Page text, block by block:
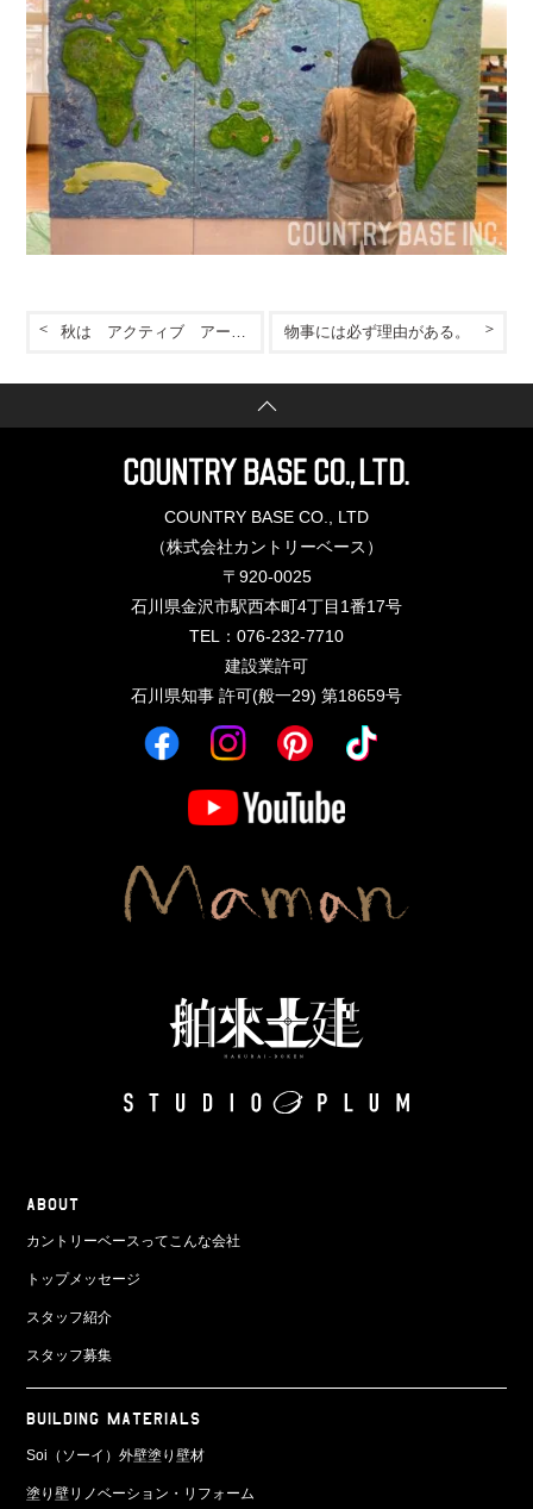
物事には必ず理由がある。
秋は アクティブ アート 新蕎麦 葡萄 で決まり
COUNTRY BASE CO., LTD
（株式会社カントリーベース）
〒920-0025
石川県金沢市駅西本町4丁目1番17号
TEL：076-232-7710
建設業許可
石川県知事 許可(般一29) 第18659号
ABOUT
カントリーベースってこんな会社
トップメッセージ
スタッフ紹介
スタッフ募集
BUILDING MATERIALS
Soi（ソーイ）外壁塗り壁材
塗り壁リノベーション・リフォーム